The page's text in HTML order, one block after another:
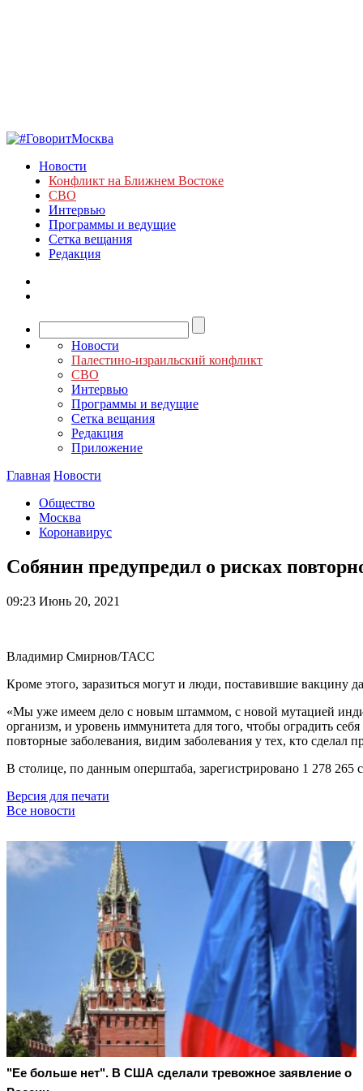
Новости
Конфликт на Ближнем Востоке
СВО
Интервью
Программы и ведущие
Сетка вещания
Редакция
Новости
Палестино-израильский конфликт
СВО
Интервью
Программы и ведущие
Сетка вещания
Редакция
Приложение
Главная Новости
Общество
Москва
Коронавирус
Собянин предупредил о рисках
09:23 Июнь 20, 2021
Владимир Смирнов/ТАСС
Кроме этого, заразиться могут и люди, поставившие
«Мы уже имеем дело с новым штаммом, с новой мутацией
организм, и уровень иммунитета для того, чтобы оградить
повторные заболевания, видим заболевания у тех, кто
В столице, по данным оперштаба, зарегистрировано 1 278
Версия для печати
Все новости
"Ее больше нет". В США сделали тревожное заявление о